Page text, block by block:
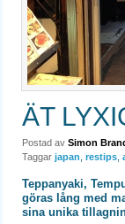
ÄT
Postad avSimon
Taggar japan ,restips ,
Teppanyaki,
göras lång med
sina unika